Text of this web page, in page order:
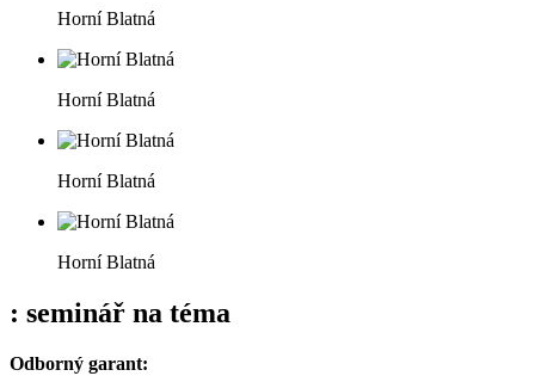
Horní Blatná
Horní Blatná
Horní Blatná
Horní Blatná
: seminář na téma
Odborný garant: